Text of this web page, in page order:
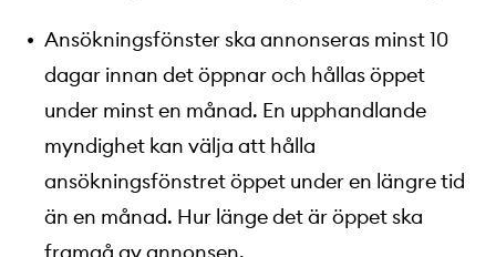
Ansökningsfönster ska annonseras minst 10
dagar innan det öppnar och hållas öppet
under minst en månad. En upphandlande
myndighet kan välja att hålla
ansökningsfönstret öppet under en längre tid
än en månad. Hur länge det är öppet ska